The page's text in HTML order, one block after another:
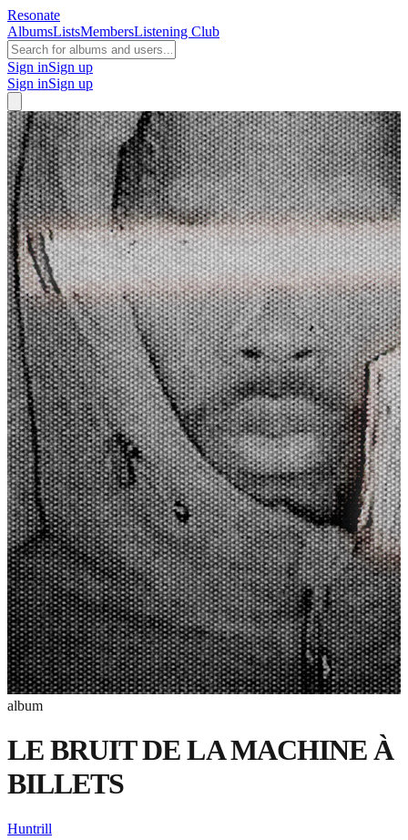
Resonate
AlbumsListsMembersListening Club
Sign inSign up
Sign inSign up
album
LE BRUIT DE LA MACHINE À
BILLETS
Huntrill